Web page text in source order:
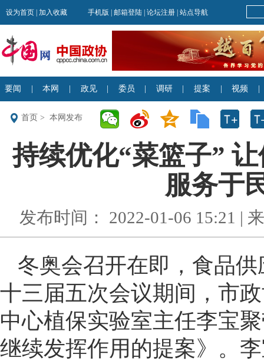
首页 > 本网发布
持续优化“菜篮子”
服务于
发布时间： 2022-01-06 15:21 |
冬奥会召开在即，食品
十三届五次会议期间，市
中心植保实验室主任李宝
继续发挥作用的提案》。